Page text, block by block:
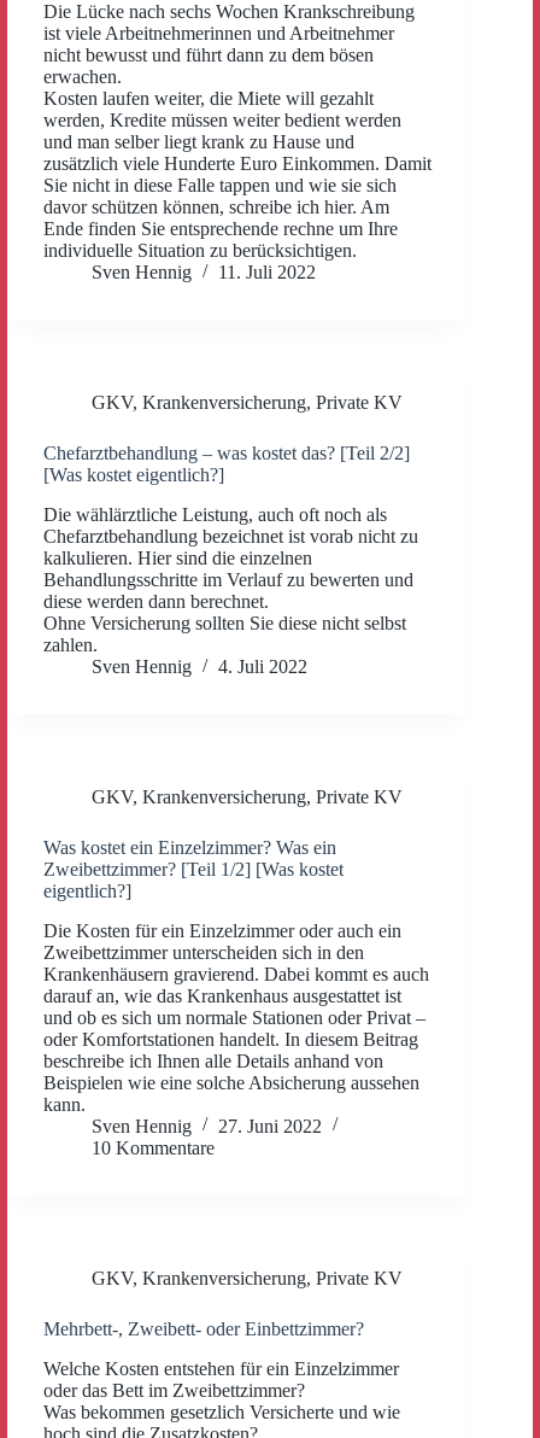
Die Lücke nach sechs Wochen Krankschreibung
ist viele Arbeitnehmerinnen und Arbeitnehmer
nicht bewusst und führt dann zu dem bösen
erwachen.
Kosten laufen weiter, die Miete will gezahlt
werden, Kredite müssen weiter bedient werden
und man selber liegt krank zu Hause und
zusätzlich viele Hunderte Euro Einkommen. Damit
Sie nicht in diese Falle tappen und wie sie sich
davor schützen können, schreibe ich hier. Am
Ende finden Sie entsprechende rechne um Ihre
individuelle Situation zu berücksichtigen.
Sven Hennig
11. Juli 2022
GKV, Krankenversicherung, Private KV
Chefarztbehandlung – was kostet das? [Teil 2/2]
[Was kostet eigentlich?]
Die wählärztliche Leistung, auch oft noch als
Chefarztbehandlung bezeichnet ist vorab nicht zu
kalkulieren. Hier sind die einzelnen
Behandlungsschritte im Verlauf zu bewerten und
diese werden dann berechnet.
Ohne Versicherung sollten Sie diese nicht selbst
zahlen.
Sven Hennig
4. Juli 2022
GKV, Krankenversicherung, Private KV
Was kostet ein Einzelzimmer? Was ein
Zweibettzimmer? [Teil 1/2] [Was kostet
eigentlich?]
Die Kosten für ein Einzelzimmer oder auch ein
Zweibettzimmer unterscheiden sich in den
Krankenhäusern gravierend. Dabei kommt es auch
darauf an, wie das Krankenhaus ausgestattet ist
und ob es sich um normale Stationen oder Privat –
oder Komfortstationen handelt. In diesem Beitrag
beschreibe ich Ihnen alle Details anhand von
Beispielen wie eine solche Absicherung aussehen
kann.
Sven Hennig
27. Juni 2022
10 Kommentare
GKV, Krankenversicherung, Private KV
Mehrbett-, Zweibett- oder Einbettzimmer?
Welche Kosten entstehen für ein Einzelzimmer
oder das Bett im Zweibettzimmer?
Was bekommen gesetzlich Versicherte und wie
hoch sind die Zusatzkosten?